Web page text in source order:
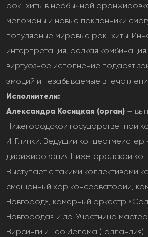
рок-хиты в необычной
меломаны и новые поклонники
популярные мировые рок-хиты.
интерпретация, редкая
виртуозное исполнение подарят
эмоций и незабываемые
Исполнители:
Александра Косицкая (орган) —
Нижегородской государственной
И. Глинки. Ведущий
дирижирования Нижегородской
Выступает с такими коллективами
смешанный хор консерватории,
Новгород», камерный оркестр
Новгорода» и др. Участница
Вирсинги и Тео Йелема